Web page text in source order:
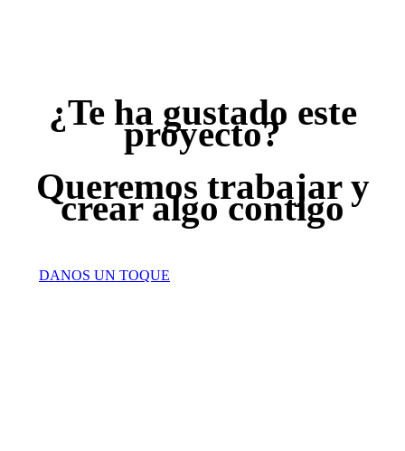
¿Te ha gustado este
proyecto?
Queremos trabajar y
crear algo contigo
DANOS UN TOQUE